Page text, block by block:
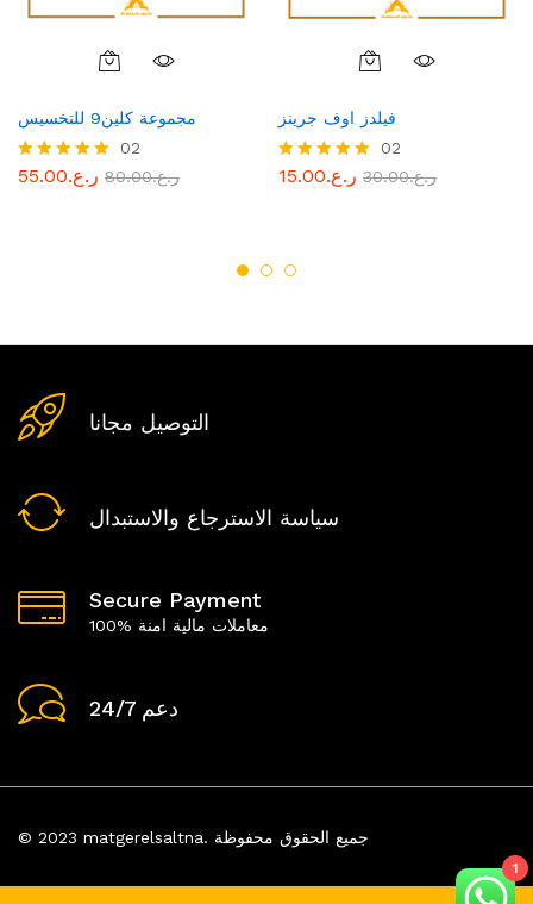
مجموعة كلين9 للتخسيس
Rated
02
ر.ع.55.00 ر.ع.80.00
فيلدز اوف جرينز
Rated
02
ر.ع.15.00 ر.ع.30.00
التوصيل مجانا
سياسة الاسترجاع والاستبدال
Secure Payment
100% معاملات مالية امنة
24/7 دعم
© 2023 matgerelsaltna. جميع الحقوق محفوظة
1